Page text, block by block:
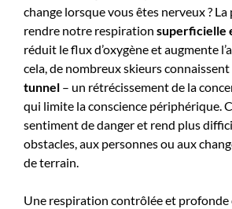
change lorsque vous êtes nerveux ?
rendre notre respiration superficielle
réduit le flux d’oxygène et augmente
cela, de nombreux skieurs
tunnel – un rétrécissement de la
qui limite la conscience périphérique.
sentiment de danger et rend plus
obstacles, aux personnes ou aux
de terrain.
Une respiration contrôlée et profonde